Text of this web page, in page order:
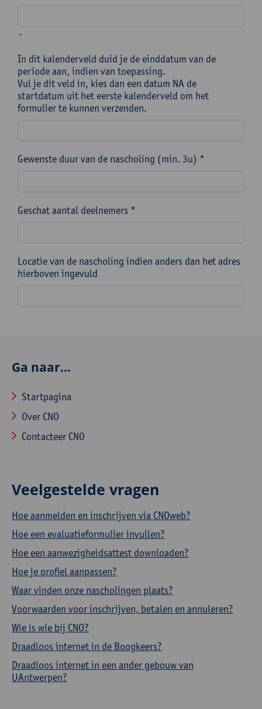
*
In dit kalenderveld duid je de einddatum van de
periode aan, indien van toepassing.
Vul je dit veld in, kies dan een datum NA de
startdatum uit het eerste kalenderveld om het
formulier te kunnen verzenden.
Gewenste duur van de nascholing (min. 3u) *
Geschat aantal deelnemers *
Locatie van de nascholing indien anders dan het adres
hierboven ingevuld
Ga naar...
Startpagina
Over CNO
Contacteer CNO
Veelgestelde vragen
Hoe aanmelden en inschrijven via CNOweb?
Hoe een evaluatieformulier invullen?
Hoe een aanwezigheidsattest downloaden?
Hoe je profiel aanpassen?
Waar vinden onze nascholingen plaats?
Voorwaarden voor inschrijven, betalen en annuleren?
Wie is wie bij CNO?
Draadloos internet in de Boogkeers?
Draadloos internet in een ander gebouw van
UAntwerpen?